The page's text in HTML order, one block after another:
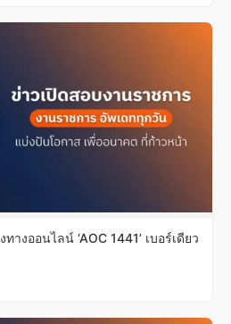
งออนไลน์ ‘AOC 1441’ เบอร์เดียว